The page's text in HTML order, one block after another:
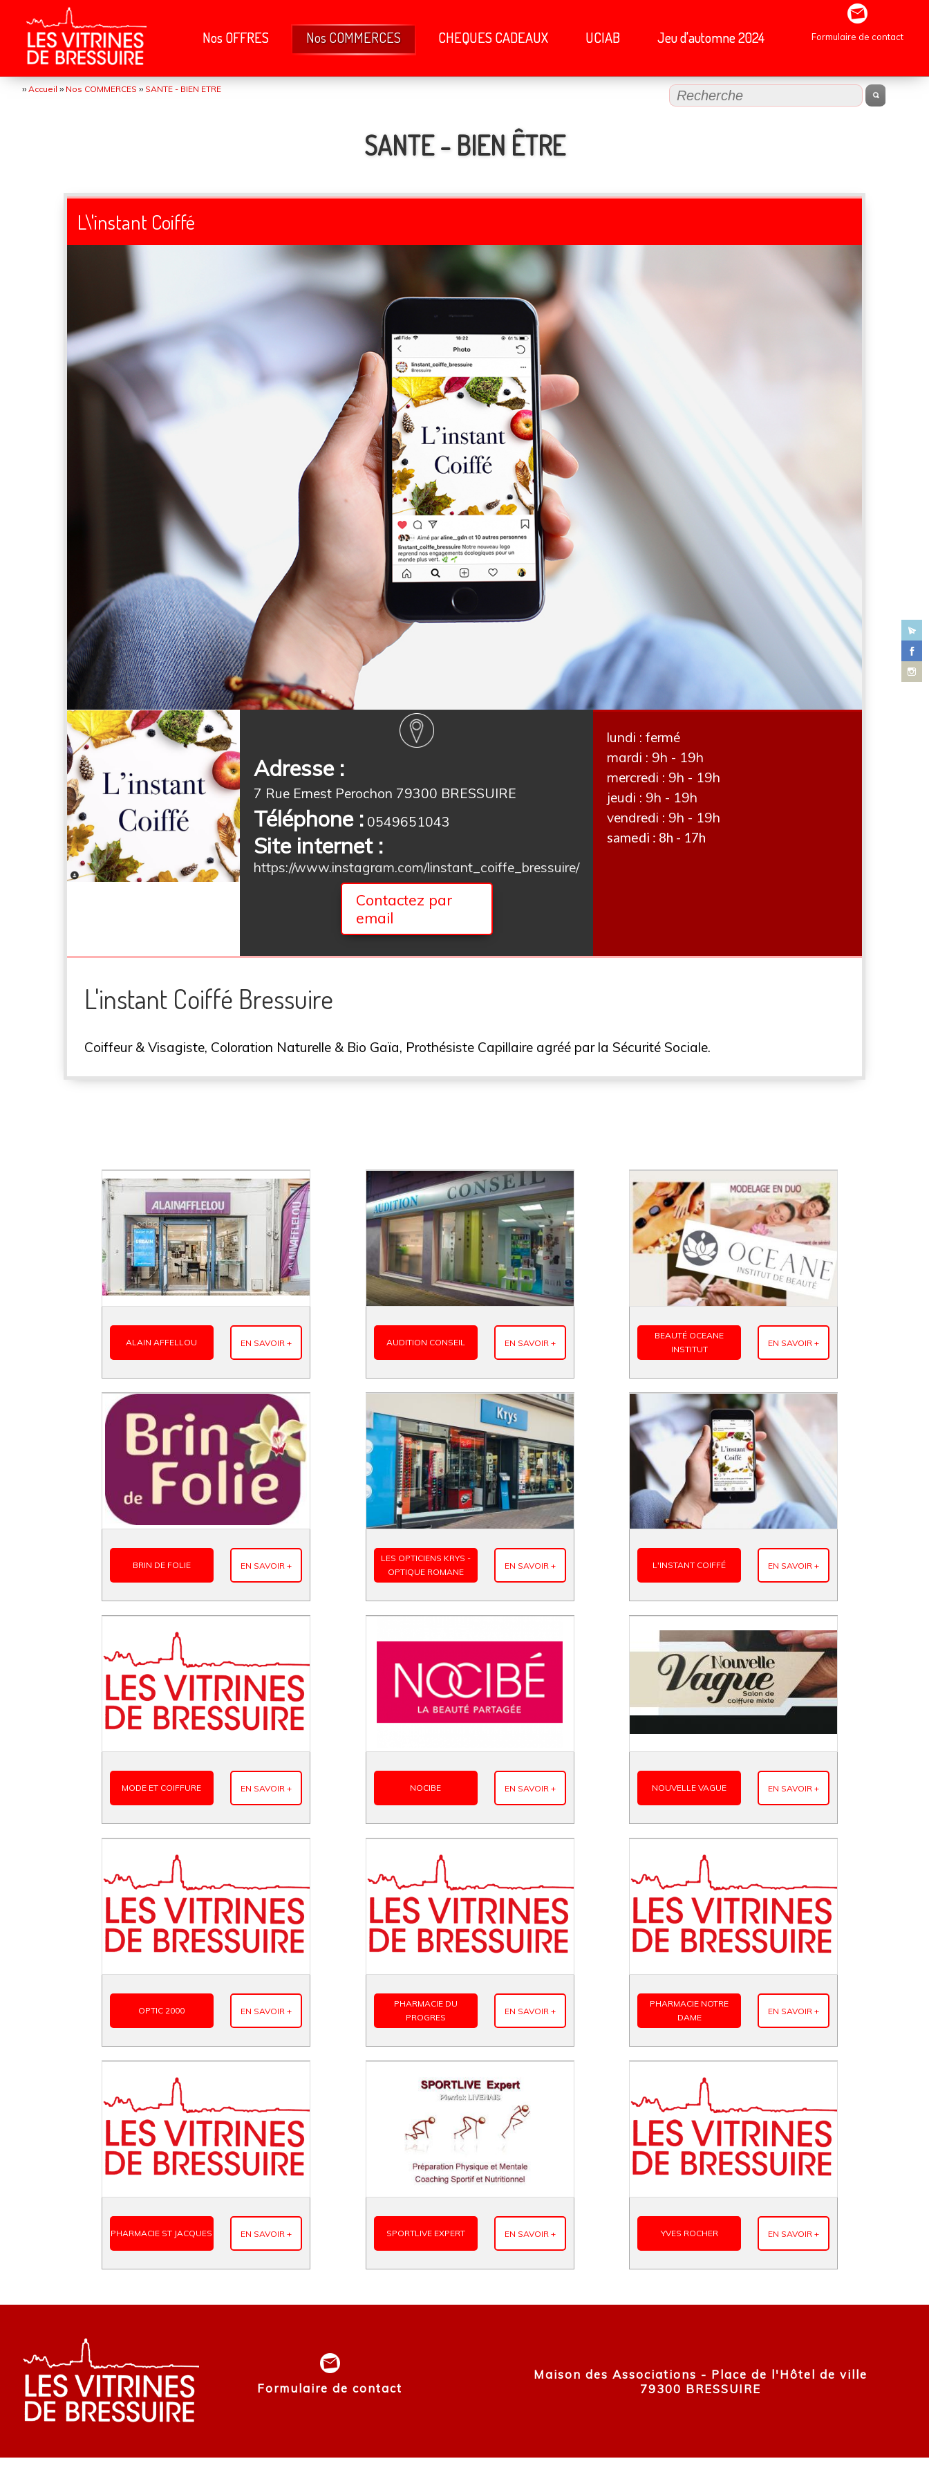
Formulaire de contact
Nos OFFRES Nos COMMERCES CHEQUES CADEAUX UCIAB Jeu d'automne 2024
›› Accueil ›› Nos COMMERCES ›› SANTE - BIEN ETRE
SANTE - BIEN ÊTRE
L\'instant Coiffé
Adresse :
7 Rue Ernest Perochon 79300 BRESSUIRE
Téléphone : 0549651043
Site internet :
https://www.instagram.com/linstant_coiffe_bressuire/
Contactez par
email
lundi : fermé
mardi : 9h - 19h
mercredi : 9h - 19h
jeudi : 9h - 19h
vendredi : 9h - 19h
samedi : 8h - 17h
L'instant Coiffé Bressuire
Coiffeur & Visagiste, Coloration Naturelle & Bio Gaïa, Prothésiste Capillaire agréé par la Sécurité Sociale.
ALAIN AFFELLOU EN SAVOIR + AUDITION CONSEIL EN SAVOIR +
BEAUTÉ OCEANE
INSTITUT
EN SAVOIR +
BRIN DE FOLIE EN SAVOIR +
LES OPTICIENS KRYS -
OPTIQUE ROMANE
EN SAVOIR + L'INSTANT COIFFÉ EN SAVOIR +
MODE ET COIFFURE EN SAVOIR + NOCIBE EN SAVOIR + NOUVELLE VAGUE EN SAVOIR +
OPTIC 2000 EN SAVOIR +
PHARMACIE DU
PROGRES
EN SAVOIR +
PHARMACIE NOTRE
DAME
EN SAVOIR +
PHARMACIE ST JACQUES EN SAVOIR + SPORTLIVE EXPERT EN SAVOIR + YVES ROCHER EN SAVOIR +
Formulaire de contact
Maison des Associations - Place de l'Hôtel de ville
79300 BRESSUIRE